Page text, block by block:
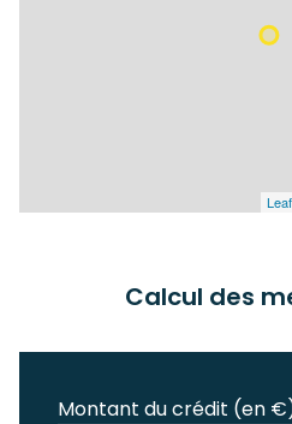
Calcul des
Montant du crédit (en